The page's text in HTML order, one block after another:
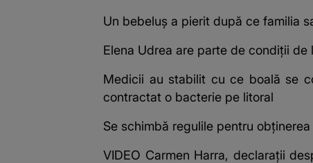
Un bebeluș a pierit după ce familia
Elena Udrea are parte de condiții de
Medicii au stabilit cu ce boală se
contractat o bacterie pe litoral
Se schimbă regulile pentru
VIDEO Carmen Harra, declarații